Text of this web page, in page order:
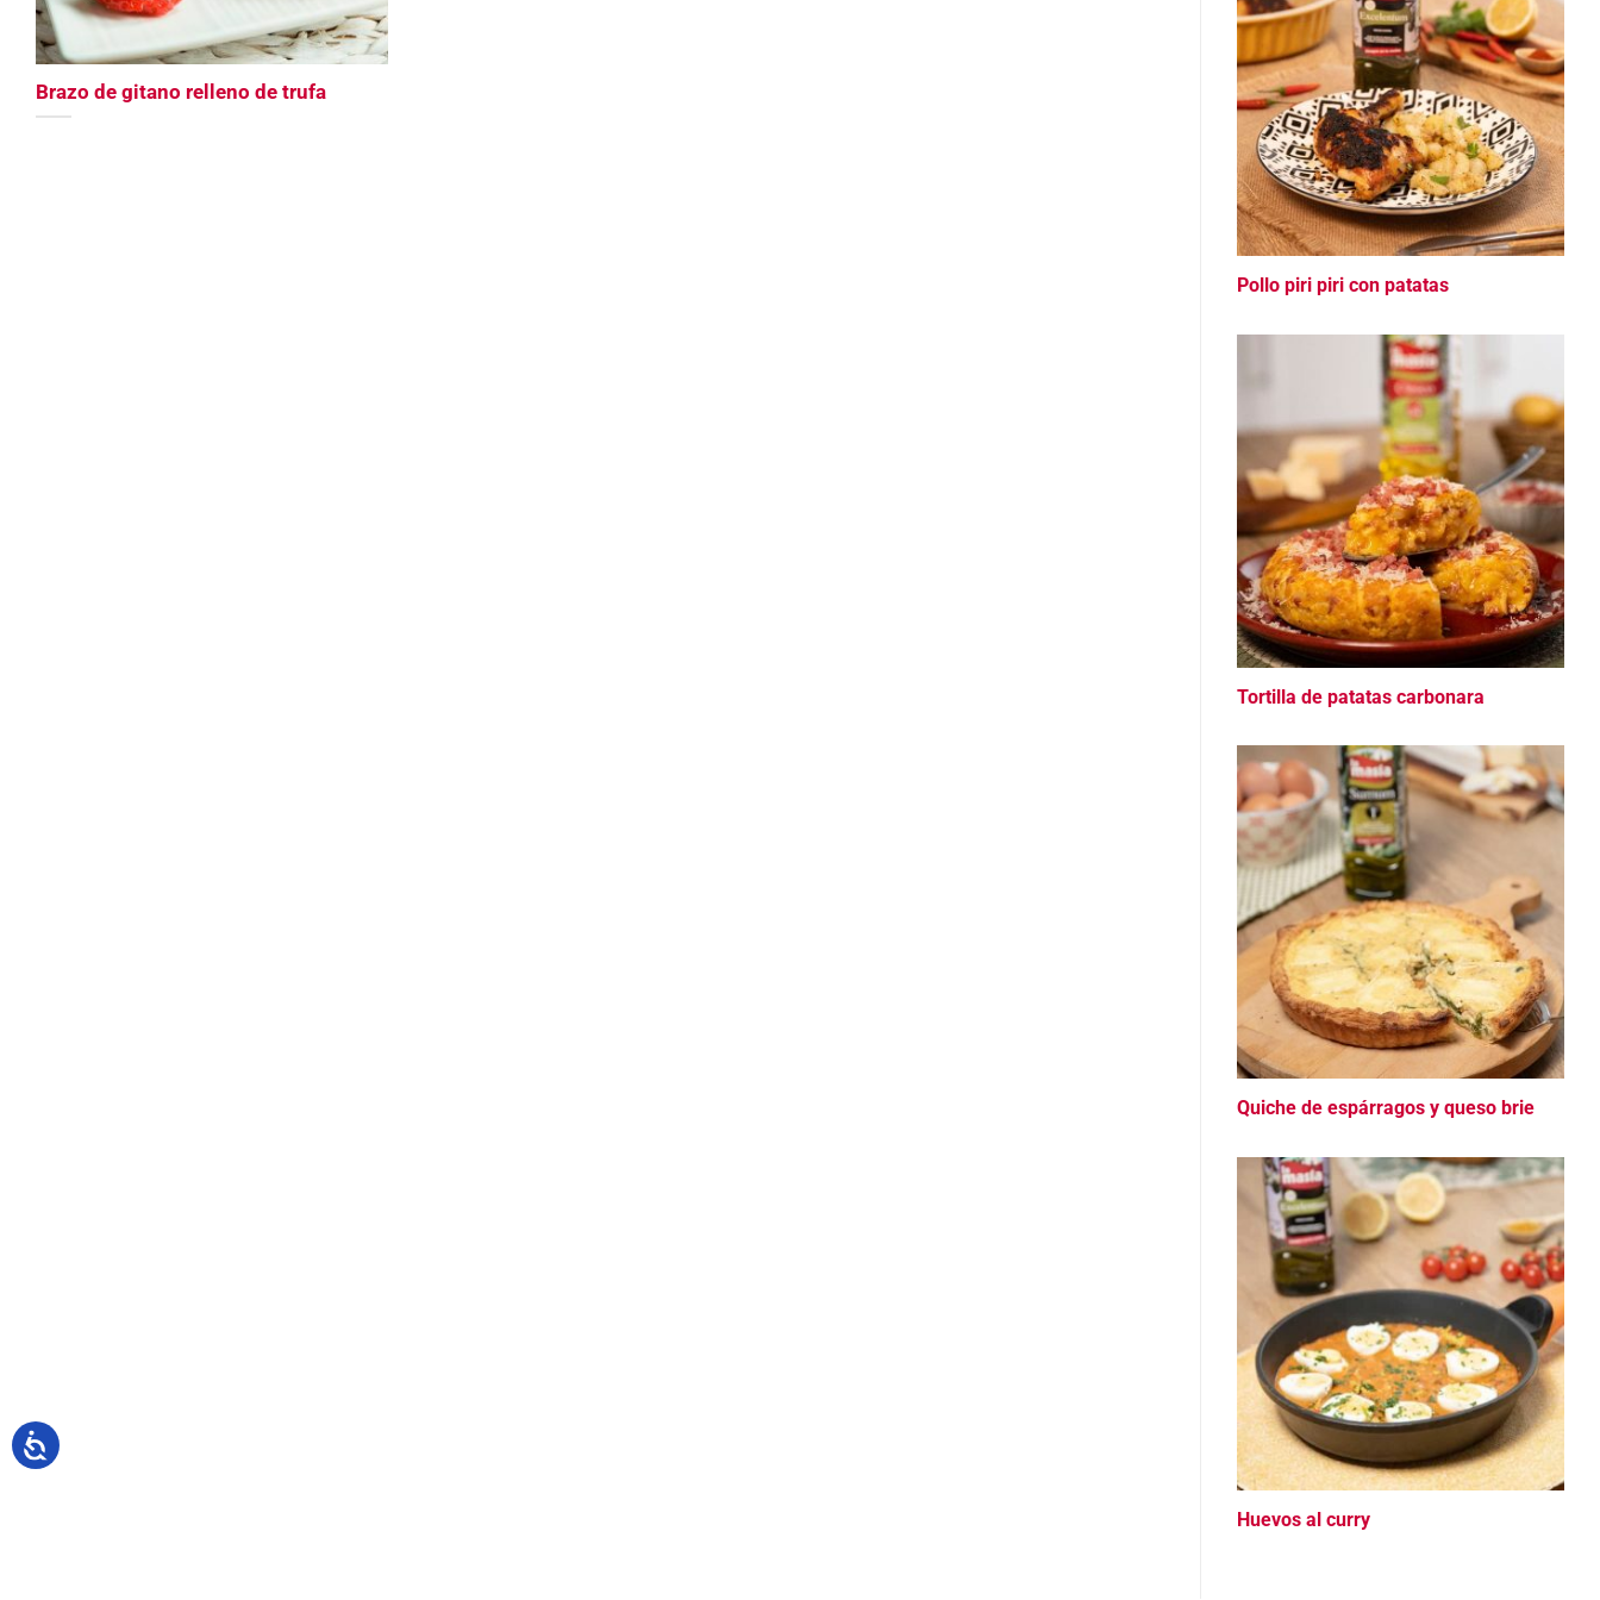
Brazo de gitano relleno de trufa
Pollo piri piri con patatas
Tortilla de patatas carbonara
Quiche de espárragos y queso brie
Huevos al curry